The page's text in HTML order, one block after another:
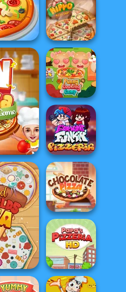
Pizza Real Life
Cooking
Hippo Pizza Chef
Funny Cooking
Camp
FNF Pizzeria
Chocolate Pizza